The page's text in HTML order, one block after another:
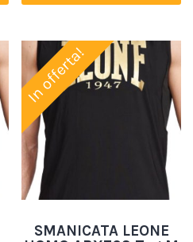
In offerta!
SMANICATA LEONE